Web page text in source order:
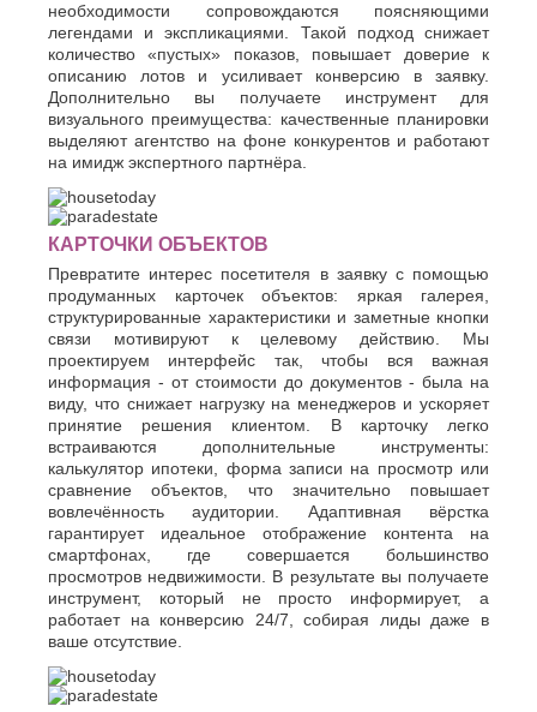
необходимости сопровождаются поясняющими
легендами и экспликациями. Такой подход снижает
количество «пустых» показов, повышает доверие к
описанию лотов и усиливает конверсию в заявку.
Дополнительно вы получаете инструмент для
визуального преимущества: качественные планировки
выделяют агентство на фоне конкурентов и работают
на имидж экспертного партнёра.
КАРТОЧКИ ОБЪЕКТОВ
Превратите интерес посетителя в заявку с помощью
продуманных карточек объектов: яркая галерея,
структурированные характеристики и заметные кнопки
связи мотивируют к целевому действию. Мы
проектируем интерфейс так, чтобы вся важная
информация - от стоимости до документов - была на
виду, что снижает нагрузку на менеджеров и ускоряет
принятие решения клиентом. В карточку легко
встраиваются дополнительные инструменты:
калькулятор ипотеки, форма записи на просмотр или
сравнение объектов, что значительно повышает
вовлечённость аудитории. Адаптивная вёрстка
гарантирует идеальное отображение контента на
смартфонах, где совершается большинство
просмотров недвижимости. В результате вы получаете
инструмент, который не просто информирует, а
работает на конверсию 24/7, собирая лиды даже в
ваше отсутствие.